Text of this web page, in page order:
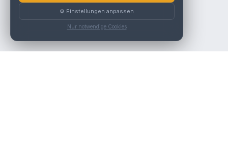
⚙️ Einstellungen anpassen
Nur notwendige Cookies